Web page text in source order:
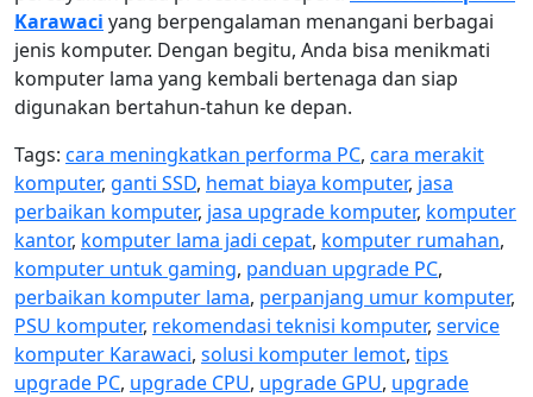
Karawaci yang berpengalaman menangani berbagai
jenis komputer. Dengan begitu, Anda bisa menikmati
komputer lama yang kembali bertenaga dan siap
digunakan bertahun-tahun ke depan.
Tags: cara meningkatkan performa PC, cara merakit
komputer, ganti SSD, hemat biaya komputer, jasa
perbaikan komputer, jasa upgrade komputer, komputer
kantor, komputer lama jadi cepat, komputer rumahan,
komputer untuk gaming, panduan upgrade PC,
perbaikan komputer lama, perpanjang umur komputer,
PSU komputer, rekomendasi teknisi komputer, service
komputer Karawaci, solusi komputer lemot, tips
upgrade PC, upgrade CPU, upgrade GPU, upgrade